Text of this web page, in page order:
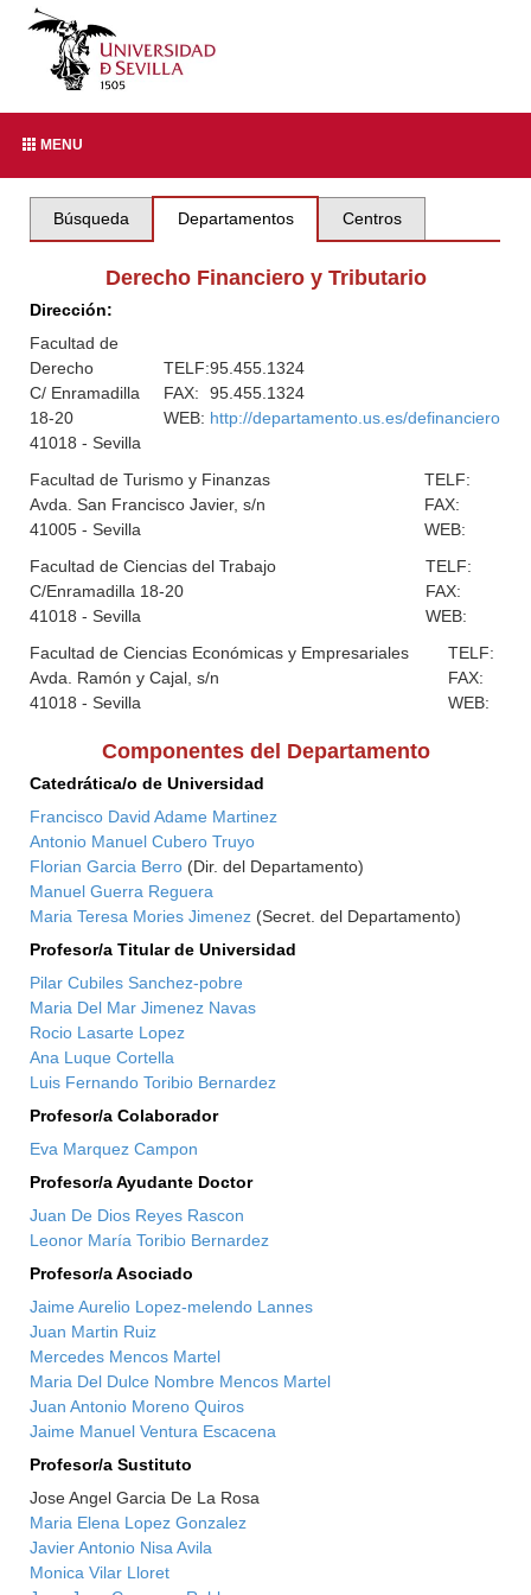
MENU
Búsqueda Departamentos Centros
Derecho Financiero y Tributario
Dirección:
Facultad de
Derecho
C/ Enramadilla
18-20
41018 - Sevilla
TELF:95.455.1324
FAX:
95.455.1324
WEB: http://departamento.us.es/definanciero
Facultad de Turismo y Finanzas
Avda. San Francisco Javier, s/n
41005 - Sevilla
TELF:
FAX:
WEB:
Facultad de Ciencias del Trabajo
C/Enramadilla 18-20
41018 - Sevilla
TELF:
FAX:
WEB:
Facultad de Ciencias Económicas y Empresariales
Avda. Ramón y Cajal, s/n
41018 - Sevilla
TELF:
FAX:
WEB:
Componentes del Departamento
Catedrática/o de Universidad
Francisco David Adame Martinez
Antonio Manuel Cubero Truyo
Florian Garcia Berro (Dir. del Departamento)
Manuel Guerra Reguera
Maria Teresa Mories Jimenez (Secret. del Departamento)
Profesor/a Titular de Universidad
Pilar Cubiles Sanchez-pobre
Maria Del Mar Jimenez Navas
Rocio Lasarte Lopez
Ana Luque Cortella
Luis Fernando Toribio Bernardez
Profesor/a Colaborador
Eva Marquez Campon
Profesor/a Ayudante Doctor
Juan De Dios Reyes Rascon
Leonor María Toribio Bernardez
Profesor/a Asociado
Jaime Aurelio Lopez-melendo Lannes
Juan Martin Ruiz
Mercedes Mencos Martel
Maria Del Dulce Nombre Mencos Martel
Juan Antonio Moreno Quiros
Jaime Manuel Ventura Escacena
Profesor/a Sustituto
Jose Angel Garcia De La Rosa
Maria Elena Lopez Gonzalez
Javier Antonio Nisa Avila
Monica Vilar Lloret